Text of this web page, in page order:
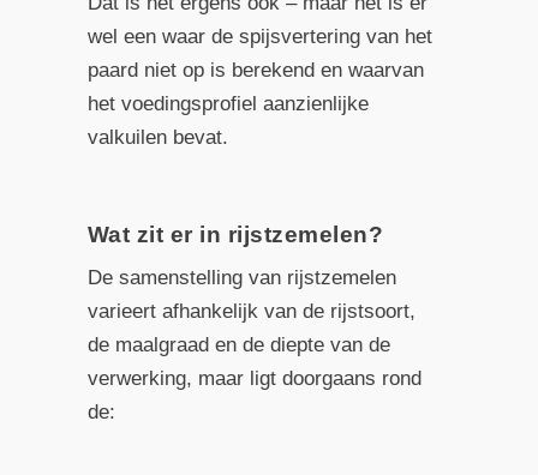
wel een waar de spijsvertering van het
paard niet op is berekend en waarvan
het voedingsprofiel aanzienlijke
valkuilen bevat.
Wat zit er in rijstzemelen?
De samenstelling van rijstzemelen
varieert afhankelijk van de rijstsoort,
de maalgraad en de diepte van de
verwerking, maar ligt doorgaans rond
de: